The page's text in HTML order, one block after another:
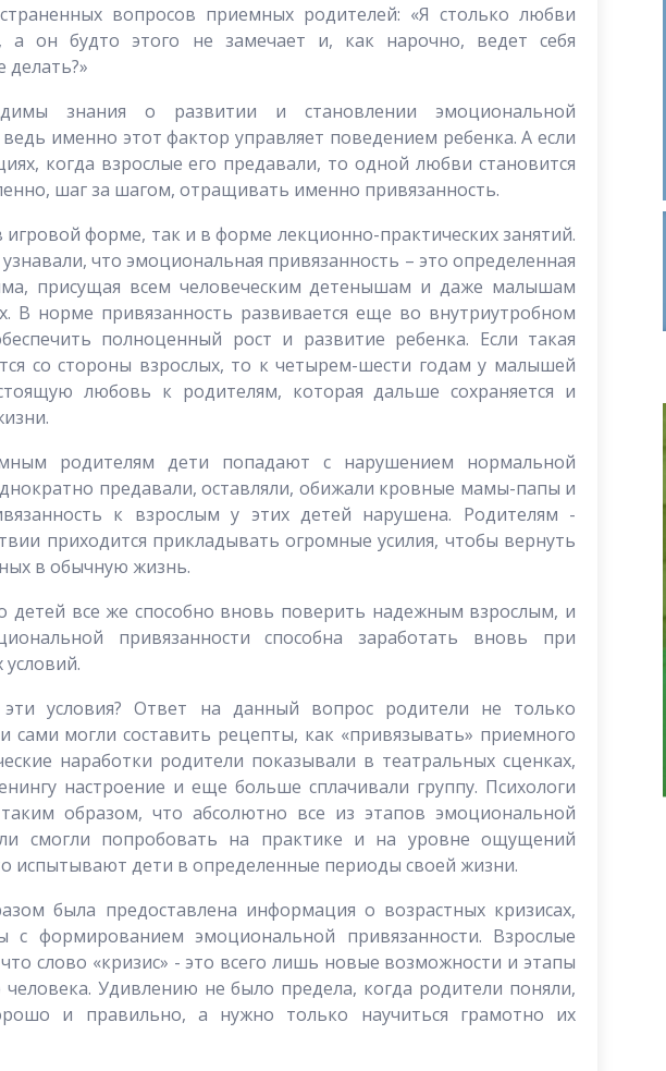
вопросов приемных родителей: «Я столько любви
а он будто этого не замечает и, как нарочно, ведет себя
знания о развитии и становлении эмоциональной
именно этот фактор управляет поведением ребенка. А если
когда взрослые его предавали, то одной любви становится
шаг за шагом, отращивать именно привязанность.
форме, так и в форме лекционно-практических занятий.
что эмоциональная привязанность – это определенная
присущая всем человеческим детенышам и даже малышам
В норме привязанность развивается еще во внутриутробном
полноценный рост и развитие ребенка. Если такая
со стороны взрослых, то к четырем-шести годам у малышей
любовь к родителям, которая дальше сохраняется и
родителям дети попадают с нарушением нормальной
предавали, оставляли, обижали кровные мамы-папы и
к взрослым у этих детей нарушена. Родителям -
приходится прикладывать огромные усилия, чтобы вернуть
в обычную жизнь.
детей все же способно вновь поверить надежным взрослым, и
привязанности способна заработать вновь при
условия? Ответ на данный вопрос родители не только
сами могли составить рецепты, как «привязывать» приемного
наработки родители показывали в театральных сценках,
настроение и еще больше сплачивали группу. Психологи
таким образом, что абсолютно все из этапов эмоциональной
смогли попробовать на практике и на уровне ощущений
испытывают дети в определенные периоды своей жизни.
была предоставлена информация о возрастных кризисах,
с формированием эмоциональной привязанности. Взрослые
слово «кризис» - это всего лишь новые возможности и этапы
человека. Удивлению не было предела, когда родители поняли,
и правильно, а нужно только научиться грамотно их